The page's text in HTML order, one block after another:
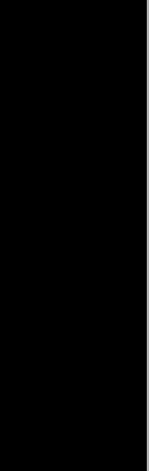
subtítulos que
o contratar un